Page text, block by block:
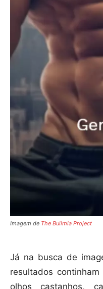
Imagem de The Bulimia Project
Já na busca de
resultados
olhos castanhos,